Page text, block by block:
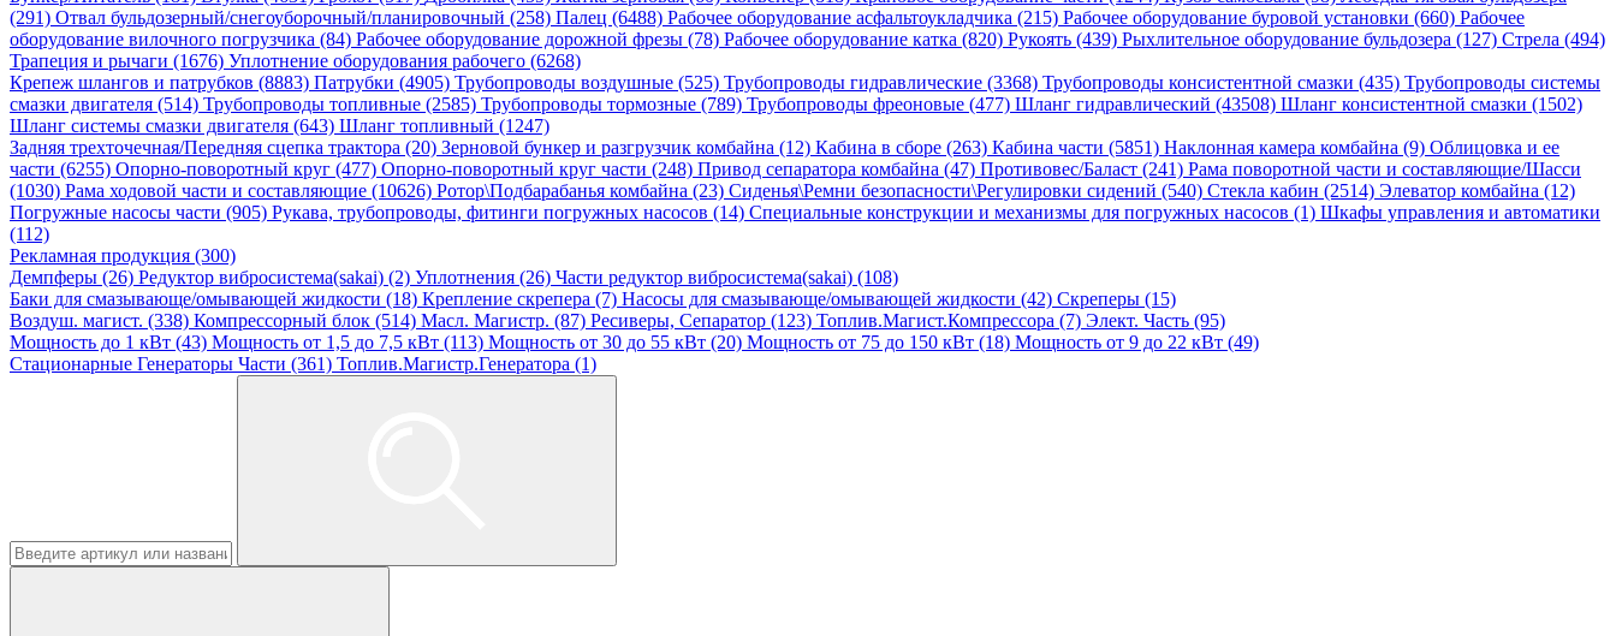
(291) Отвал бульдозерный/снегоуборочный/планировочный (258) Палец (6488) Рабочее оборудование асфальтоукладчика (215) Рабочее оборудование буровой установки (660) Рабочее
оборудование вилочного погрузчика (84) Рабочее оборудование дорожной фрезы (78) Рабочее оборудование катка (820) Рукоять (439) Рыхлительное оборудование бульдозера (127) Стрела (494)
Трапеция и рычаги (1676) Уплотнение оборудования рабочего (6268)
Крепеж шлангов и патрубков (8883) Патрубки (4905) Трубопроводы воздушные (525) Трубопроводы гидравлические (3368) Трубопроводы консистентной смазки (435) Трубопроводы системы
смазки двигателя (514) Трубопроводы топливные (2585) Трубопроводы тормозные (789) Трубопроводы фреоновые (477) Шланг гидравлический (43508) Шланг консистентной смазки (1502)
Шланг системы смазки двигателя (643) Шланг топливный (1247)
Задняя трехточечная/Передняя сцепка трактора (20) Зерновой бункер и разгрузчик комбайна (12) Кабина в сборе (263) Кабина части (5851) Наклонная камера комбайна (9) Облицовка и ее
части (6255) Опорно-поворотный круг (477) Опорно-поворотный круг части (248) Привод сепаратора комбайна (47) Противовес/Баласт (241) Рама поворотной части и составляющие/Шасси
(1030) Рама ходовой части и составляющие (10626) Ротор\Подбарабанья комбайна (23) Сиденья\Ремни безопасности\Регулировки сидений (540) Стекла кабин (2514) Элеватор комбайна (12)
Погружные насосы части (905) Рукава, трубопроводы, фитинги погружных насосов (14) Специальные конструкции и механизмы для погружных насосов (1) Шкафы управления и автоматики
(112)
Рекламная продукция (300)
Демпферы (26) Редуктор вибросистема(sakai) (2) Уплотнения (26) Части редуктор вибросистема(sakai) (108)
Баки для смазывающе/омывающей жидкости (18) Крепление скрепера (7) Насосы для смазывающе/омывающей жидкости (42) Скреперы (15)
Воздуш. магист. (338) Компрессорный блок (514) Масл. Магистр. (87) Ресиверы, Сепаратор (123) Топлив.Магист.Компрессора (7) Элект. Часть (95)
Мощность до 1 кВт (43) Мощность от 1,5 до 7,5 кВт (113) Мощность от 30 до 55 кВт (20) Мощность от 75 до 150 кВт (18) Мощность от 9 до 22 кВт (49)
Стационарные Генераторы Части (361) Топлив.Магистр.Генератора (1)